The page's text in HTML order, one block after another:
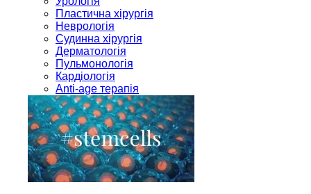
Пластична хірургія
Неврологія
Судинна хірургія
Дерматологія
Пульмонологія
Кардiологія
Anti-age терапія